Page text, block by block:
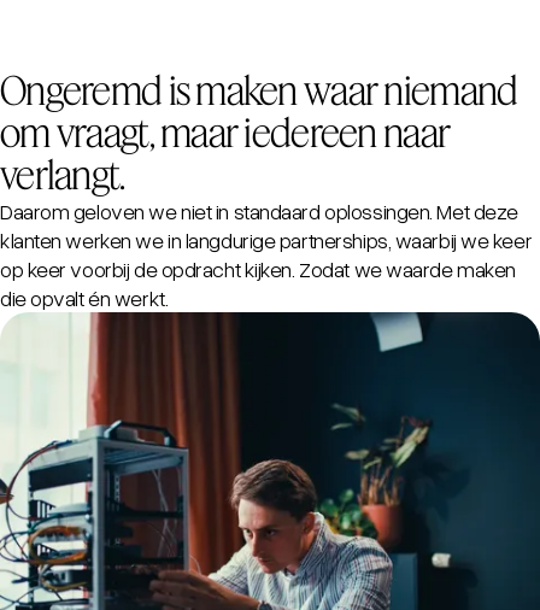
Ongeremd is maken waar niemand
om vraagt, maar iedereen naar
verlangt.
Daarom geloven we niet in standaard oplossingen. Met deze
klanten werken we in langdurige partnerships, waarbij we keer
op keer voorbij de opdracht kijken. Zodat we waarde maken
die opvalt én werkt.